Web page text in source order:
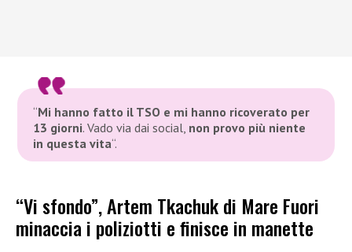
“Mi hanno fatto il TSO e mi hanno ricoverato per
13 giorni. Vado via dai social, non provo più niente
in questa vita“.
“Vi sfondo”, Artem Tkachuk di Mare Fuori
minaccia i poliziotti e finisce in manette